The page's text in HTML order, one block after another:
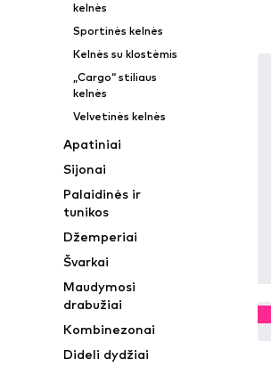
kelnės
Sportinės kelnės
Kelnės su klostėmis
„Cargo“ stiliaus
kelnės
Velvetinės kelnės
Apatiniai
Sijonai
Palaidinės ir
tunikos
Džemperiai
Švarkai
Maudymosi
drabužiai
Kombinezonai
Dideli dydžiai